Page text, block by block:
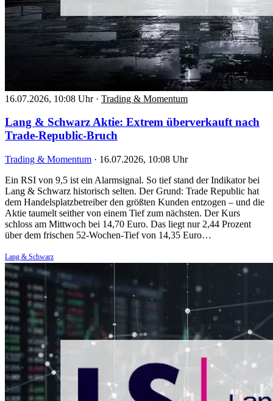
16.07.2026, 10:08 Uhr · Trading & Momentum
Lang & Schwarz Aktie: Extrem überverkauft nach
Trade-Republic-Bruch
Trading & Momentum · 16.07.2026, 10:08 Uhr
Ein RSI von 9,5 ist ein Alarmsignal. So tief stand der Indikator bei
Lang & Schwarz historisch selten. Der Grund: Trade Republic hat
dem Handelsplatzbetreiber den größten Kunden entzogen – und die
Aktie taumelt seither von einem Tief zum nächsten. Der Kurs
schloss am Mittwoch bei 14,70 Euro. Das liegt nur 2,44 Prozent
über dem frischen 52-Wochen-Tief von 14,35 Euro…
Lang & Schwarz